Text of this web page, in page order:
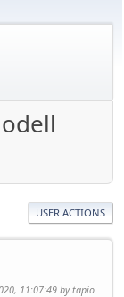
USER ACTIONS
11:07:49 by tapio